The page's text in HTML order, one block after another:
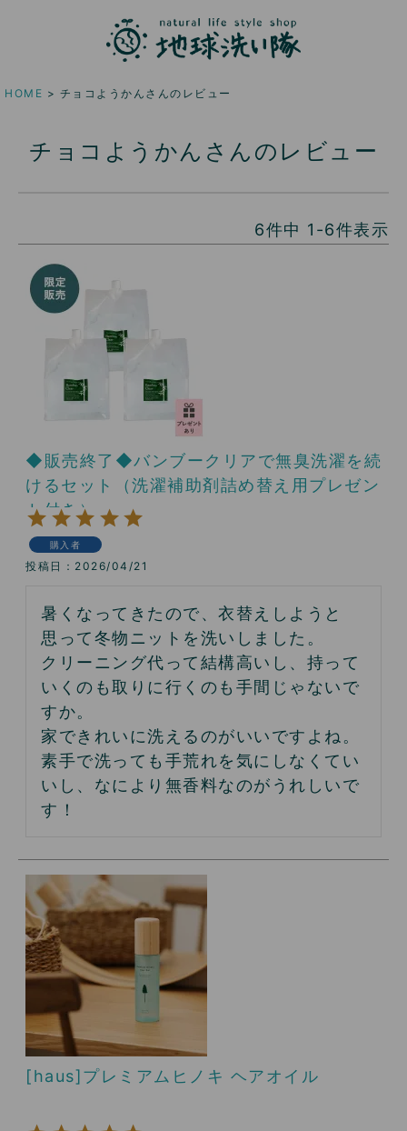
HOME チョコようかんさんのレビュー
チョコようかんさんのレビュー
6件中 1 -6件表示
◆販売終了◆バンブークリアで無臭洗濯を続
けるセット（洗濯補助剤詰め替え用プレゼン
ト付き）
購入者
投稿日 2026/04/21
暑くなってきたので、衣替えしようと
思って冬物ニットを洗いしました。
クリーニング代って結構高いし、持って
いくのも取りに行くのも手間じゃないで
すか。
家できれいに洗えるのがいいですよね。
素手で洗っても手荒れを気にしなくてい
いし、なにより無香料なのがうれしいで
す！
[haus]プレミアムヒノキ ヘアオイル